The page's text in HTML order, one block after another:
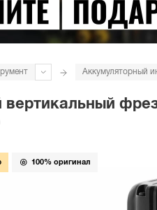
Аккумуляторный
100% оригинал